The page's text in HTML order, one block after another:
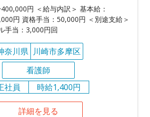
円 ＜給与内訳＞ 基本給：
円 資格手当：50,000円 ＜別途支給＞
手当：3,000円回
奈川県 川崎市多摩区
看護師
社員
時給1,400円
詳細を見る